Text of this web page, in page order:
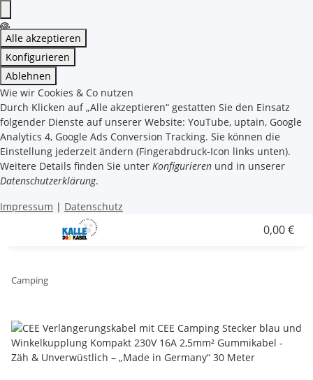
Alle akzeptieren
Konfigurieren
Ablehnen
Wie wir Cookies & Co nutzen
Durch Klicken auf „Alle akzeptieren“ gestatten Sie den Einsatz
folgender Dienste auf unserer Website: YouTube, uptain, Google
Analytics 4, Google Ads Conversion Tracking. Sie können die
Einstellung jederzeit ändern (Fingerabdruck-Icon links unten).
Weitere Details finden Sie unter Konfigurieren und in unserer
Datenschutzerklärung.
Impressum | Datenschutz
0,00 €
Camping